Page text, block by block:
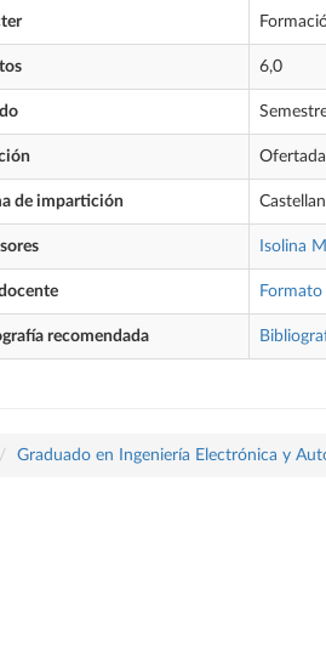
6,0
Ofertada
de impartición
Isolina
recomendada
Graduado en Ingeniería Electrónica y